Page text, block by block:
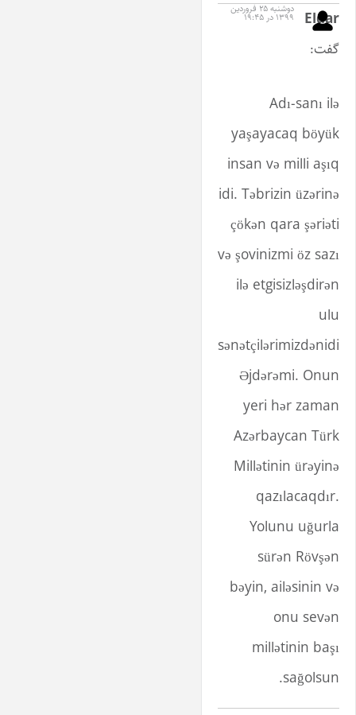
Eldar
گفت:
دوشنبه ۲۵ فروردین
۱۳۹۹ در ۱۹:۴۵
Adı-sanı ilə
yaşayacaq böyük
insan və milli aşıq
idi. Təbrizin üzərinə
çökən qara şəriəti
və şovinizmi öz sazı
ilə etgisizləşdirən
ulu
sənətçilərimizdənidi
Əjdərəmi. Onun
yeri hər zaman
Azərbaycan Türk
Millətinin ürəyinə
qazılacaqdır.
Yolunu uğurla
sürən Rövşən
bəyin, ailəsinin və
onu sevən
millətinin başı
sağolsun.